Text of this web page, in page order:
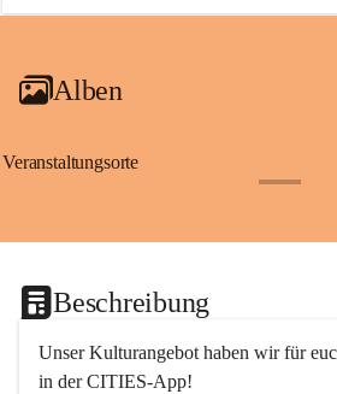
Alben
Veranstaltungsorte
Beschreibung
Unser Kulturangebot haben wir für
in der CITIES-App!